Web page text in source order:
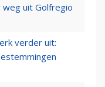
weg uit Golfregio
verder uit: